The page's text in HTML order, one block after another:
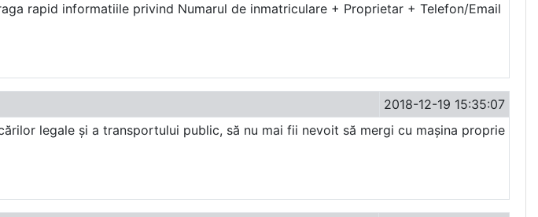
rapid informatiile privind Numarul de inmatriculare + Proprietar + Telefon/Email
2018-12-19 15:35:07
legale și a transportului public, să nu mai fii nevoit să mergi cu mașina proprie